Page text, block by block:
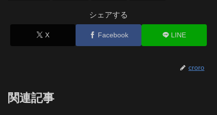
シェアする
X Facebook LINE
croro
関連記事